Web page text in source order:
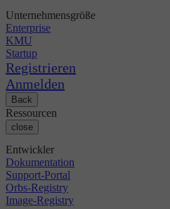
Unternehmensgröße
Enterprise
KMU
Startup
Registrieren
Anmelden
Back
Ressourcen
close
Entwickler
Dokumentation
Support-Portal
Orbs-Registry
Image-Registry